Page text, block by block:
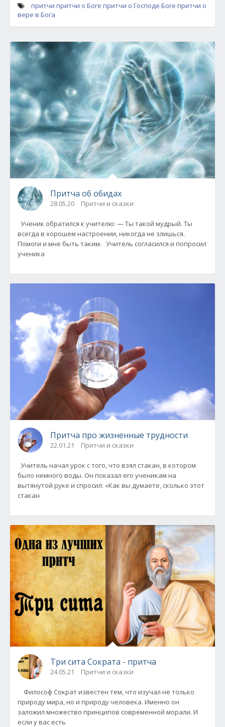
притчи притчи о Боге притчи о Господе Боге притчи о
вере в Бога
Притча об обидах
28.05.20 Притчи и сказки
Ученик обратился к учителю: — Ты такой мудрый. Ты
всегда в хорошем настроении, никогда не злишься.
Помоги и мне быть таким. Учитель согласился и попросил
ученика
Притча про жизненные трудности
22.01.21 Притчи и сказки
Учитель начал урок с того, что взял стакан, в котором
было немного воды. Он показал его ученикам на
вытянутой руке и спросил: «Как вы думаете, сколько этот
стакан
Три сита Сократа - притча
24.05.21 Притчи и сказки
Философ Сократ известен тем, что изучал не только
природу мира, но и природу человека. Именно он
заложил множество принципов современной морали. И
если у вас есть